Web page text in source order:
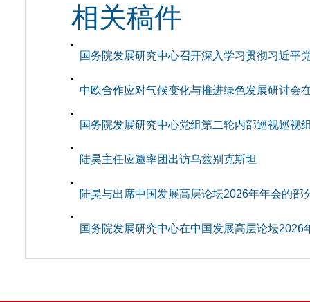
相关稿件
国务院发展研究中心召开深入学习贯彻习近平
中欧合作应对气候变化与推进绿色发展研讨会
国务院发展研究中心党组第二轮内部巡视巡视
陆昊主任应邀率团出访乌兹别克斯坦
陆昊与出席中国发展高层论坛2026年年会的部
国务院发展研究中心在中国发展高层论坛2026